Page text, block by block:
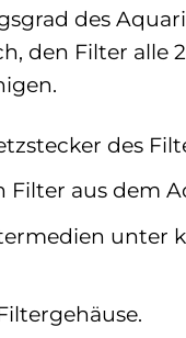
des
den Filter alle
des
Filter aus dem
unter